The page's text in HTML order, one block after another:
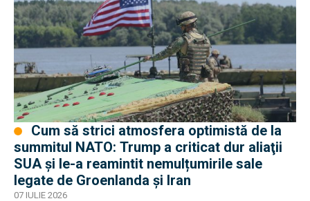
summitul NATO: Trump a criticat dur aliaţii
SUA şi le-a reamintit nemulțumirile sale
legate de Groenlanda şi Iran
07 IULIE 2026